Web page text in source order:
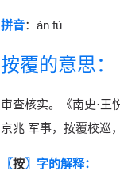
拼音：àn fù
按覆的意思：
审查核实。《南史·王
京兆 军事，按覆校巡
〖按〗字的解释：